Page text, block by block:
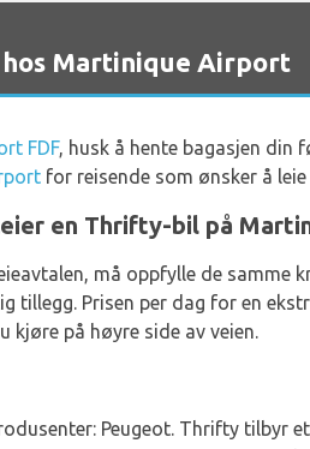
Martinique Airport
FDF, husk å hente bagasjen din
for reisende som ønsker å
en Thrifty-bil på
må oppfylle de samme
tillegg. Prisen per dag for en
kjøre på høyre side av veien.
Peugeot. Thrifty tilbyr